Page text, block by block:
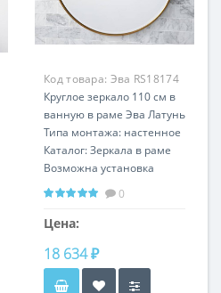
Код товара: Эва RS18174
Круглое зеркало 110 см в
ванную в раме Эва Латунь
Типа монтажа: настенное
Каталог: Зеркала в раме
Возможна установка
подсветки
0
Цена:
18 634 ₽